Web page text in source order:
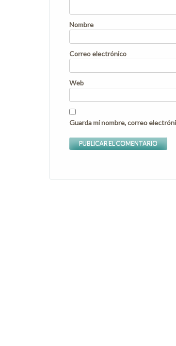
Nombre
Correo electrónico
Web
Guarda mi nombre, correo